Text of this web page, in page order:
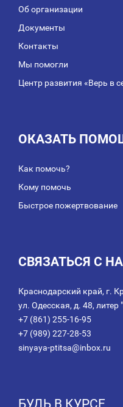
Об организации
Документы
Контакты
Мы помогли
Центр развития «Верь в
ОКАЗАТЬ
Как помочь?
Кому помочь
Быстрое пожертвование
СВЯЗАТЬСЯ С
Краснодарский край, г.
ул. Одесская, д. 48, литер
+7 (861) 255-16-95
+7 (989) 227-28-53
sinyaya-ptitsa@inbox.ru